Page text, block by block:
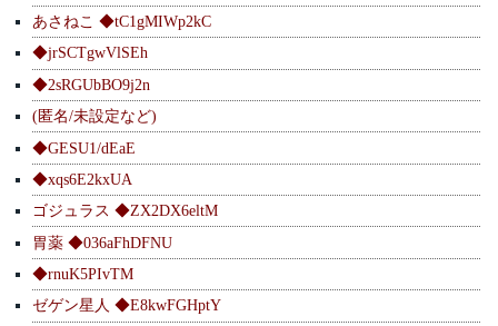
あさねこ ◆tC1gMIWp2kC
◆jrSCTgwVlSEh
◆2sRGUbBO9j2n
(匿名/未設定など)
◆GESU1/dEaE
◆xqs6E2kxUA
ゴジュラス ◆ZX2DX6eltM
胃薬 ◆036aFhDFNU
◆rnuK5PIvTM
ゼゲン星人 ◆E8kwFGHptY